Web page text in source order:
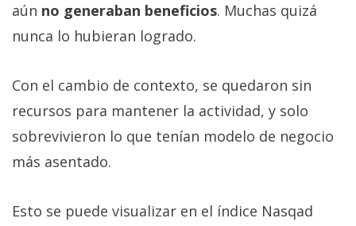
aún no generaban beneficios. Muchas quizá
nunca lo hubieran logrado.
Con el cambio de contexto, se quedaron sin
recursos para mantener la actividad, y solo
sobrevivieron lo que tenían modelo de negocio
más asentado.
Esto se puede visualizar en el índice Nasqad